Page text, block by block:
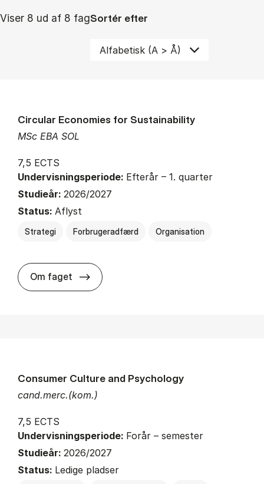
Viser 8 ud af 8 fagSortér efter
MSc EBA SOL
Circular Economies for Sustainability
7,5 ECTS
Undervisningsperiode: Efterår – 1. quarter
Studieår: 2026/2027
Status: Aflyst
Strategi Forbrugeradfærd Organisation
Om faget about
cand.merc.(kom.)
Consumer Culture and Psychology
7,5 ECTS
Undervisningsperiode: Forår – semester
Studieår: 2026/2027
Status: Ledige pladser